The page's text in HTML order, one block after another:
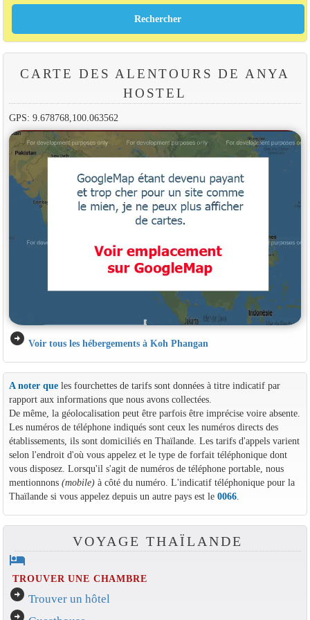
CARTE DES ALENTOURS DE ANYA
HOSTEL
GPS: 9.678768,100.063562
arrow_circle_right Voir tous les hébergements à Koh Phangan
A noter queles fourchettes de tarifs sont données à titre indicatif par
rapport aux informations que nous avons collectées.
De même, la géolocalisation peut être parfois être imprécise voire absente.
Les numéros de téléphone indiqués sont ceux les numéros directs des
établissements, ils sont domiciliés en Thaïlande. Les tarifs d'appels varient
selon l'endroit d'où vous appelez et le type de forfait téléphonique dont
vous disposez. Lorsqu'il s'agit de numéros de téléphone portable, nous
mentionnons (mobile)à côté du numéro. L'indicatif téléphonique pour la
Thaïlande si vous appelez depuis un autre pays est le 0066.
VOYAGE THAÏLANDE
hotel
TROUVER UNE CHAMBRE
arrow_circle_right Trouver un hôtel
arrow_circle_right